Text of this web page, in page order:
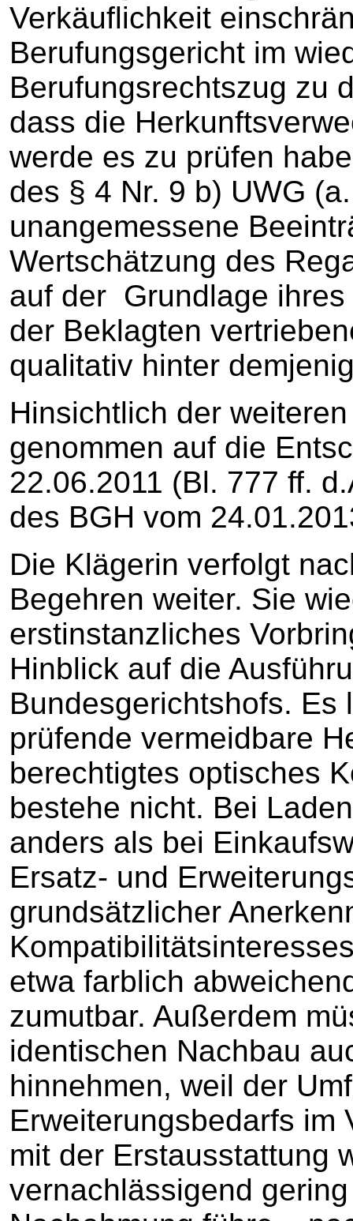
Verkäuflichkeit
Berufungsgericht im
Berufungsrechtszug zu
dass die
werde es zu prüfen
des § 4 Nr. 9 b) UWG
unangemessene
Wertschätzung des
auf der Grundlage
der Beklagten
qualitativ hinter
Hinsichtlich der
genommen auf die
22.06.2011 (Bl. 777 ff.
des BGH vom
Die Klägerin verfolgt
Begehren weiter. Sie
erstinstanzliches
Hinblick auf die
Bundesgerichtshofs. Es
prüfende vermeidbare
berechtigtes optisches
bestehe nicht. Bei
anders als bei
Ersatz- und
grundsätzlicher
etwa farblich
zumutbar. Außerdem
identischen Nachbau
hinnehmen, weil der
Erweiterungsbedarfs im
mit der Erstausstattung
vernachlässigend